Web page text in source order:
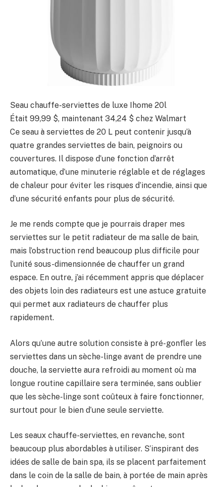
Seau chauffe-serviettes de luxe Ihome 20l
Était 99,99 $, maintenant 34,24 $ chez Walmart
Ce seau à serviettes de 20 L peut contenir jusqu’à
quatre grandes serviettes de bain, peignoirs ou
couvertures. Il dispose d’une fonction d’arrêt
automatique, d’une minuterie réglable et de réglages
de chaleur pour éviter les risques d’incendie, ainsi que
d’une sécurité enfants pour plus de sécurité.
Je me rends compte que je pourrais draper mes
serviettes sur le petit radiateur de ma salle de bain,
mais l’obstruction rend beaucoup plus difficile pour
l’unité sous-dimensionnée de chauffer un grand
espace. En outre, j’ai récemment appris que déplacer
des objets loin des radiateurs est une astuce gratuite
qui permet aux radiateurs de chauffer plus
rapidement.
Alors qu’une autre solution consiste à pré-gonfler les
serviettes dans un sèche-linge avant de prendre une
douche, la serviette aura refroidi au moment où ma
longue routine capillaire sera terminée, sans oublier
que les sèche-linge sont coûteux à faire fonctionner,
surtout pour le bien d’une seule serviette.
Les seaux chauffe-serviettes, en revanche, sont
beaucoup plus abordables à utiliser. S’inspirant des
idées de salle de bain spa, ils se placent parfaitement
dans le coin de la salle de bain, à portée de main après